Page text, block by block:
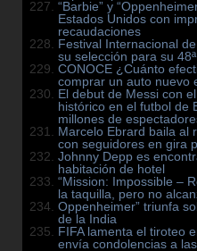
“Barbie” y
Estados Unidos con
recaudaciones
Festival Internacional
su selección para su
CONOCE ¿Cuánto
comprar un auto nuevo
El debut de Messi con
histórico en el futbol de
millones de
Marcelo Ebrard baila al
con seguidores en gira
Johnny Depp es
habitación de hotel
“Mission: Impossible –
la taquilla, pero no
Oppenheimer” triunfa
de la India
FIFA lamenta el tiroteo
envía condolencias a